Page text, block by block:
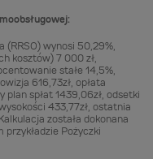
wynosi 50,29%,
kosztów) 7 000 zł,
stałe 14,5%,
616,73zł, opłata
plan spłat 1439,06zł, odsetki
433,77zł, ostatnia
została dokonana
Pożyczki